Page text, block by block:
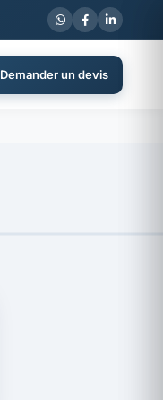
Demander un devis